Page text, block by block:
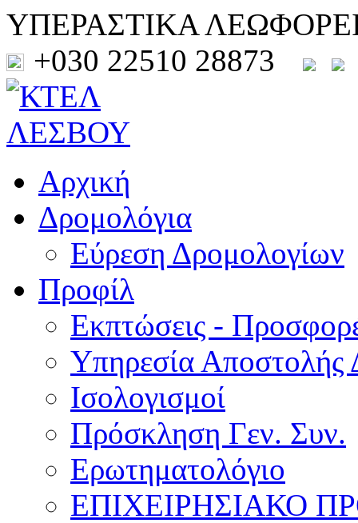
ΥΠΕΡΑΣΤΙΚΑ
+030 22510 28873
Αρχική
Δρομολόγια
Εύρεση Δρομολογίων
Προφίλ
Εκπτώσεις -
Υπηρεσία Αποστολής
Ισολογισμοί
Πρόσκληση Γεν. Συν.
Ερωτηματολόγιο
ΕΠΙΧΕΙΡΗΣΙΑΚΟ